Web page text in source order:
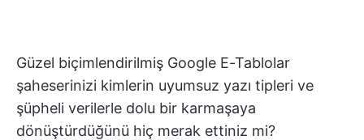
Güzel biçimlendirilmiş Google E-Tablolar
şaheserinizi kimlerin uyumsuz yazı tipleri ve
şüpheli verilerle dolu bir karmaşaya
dönüştürdüğünü hiç merak ettiniz mi?